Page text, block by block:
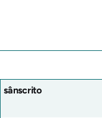
sânscrito